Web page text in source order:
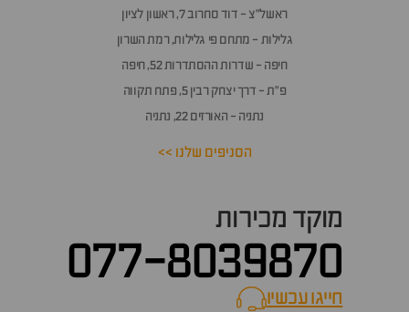
ראשל״צ - דוד סחרוב 7, ראשון לציון
גלילות - מתחם פי גלילות, רמת השרון
חיפה - שדרות ההסתדרות 52, חיפה
פ״ת - דרך יצחק רבין 5, פתח תקווה
נתניה - האורזים 22, נתניה
הסניפים שלנו >>
מוקד מכירות
077-8039870
חייגו עכשיוcall now